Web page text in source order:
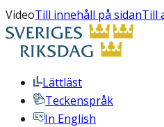
VideoTill innehåll på sidanTill
Lättläst
Teckenspråk
In English